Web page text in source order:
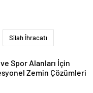
Silah İhracatı
Spor Alanları İçin
Zemin Çözümleri